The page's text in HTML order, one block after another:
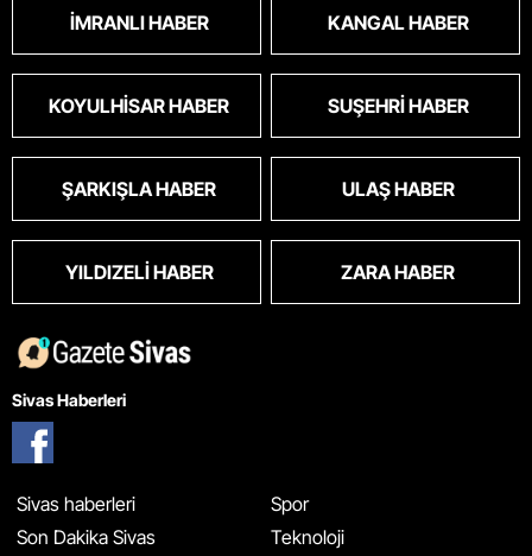
İMRANLI HABER KANGAL HABER
KOYULHISAR HABER SUŞEHRI HABER
ŞARKIŞLA HABER ULAŞ HABER
YILDIZELI HABER ZARA HABER
Sivas Haberleri
Sivas haberleri
Son Dakika Sivas
Spor
Teknoloji